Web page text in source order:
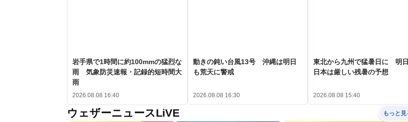
岩手県で1時間に約100mmの猛烈な
雨 気象防災速報・記録的短時間大
雨
2026.08.08 16:40
動きの鈍い台風13号 沖縄は明日
も荒天に警戒
2026.08.08 16:30
東北から九州で猛暑日に 明
日本は厳しい残暑の予想
2026.08.08 15:40
ウェザーニュースLiVE もっと見